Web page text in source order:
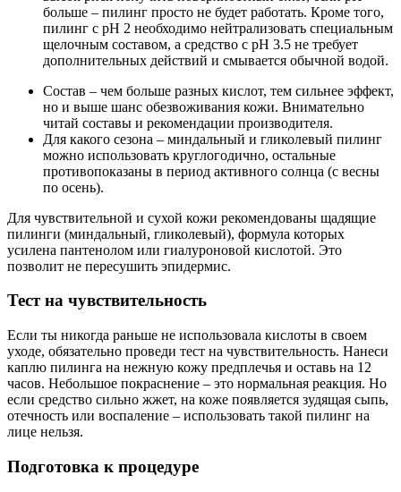
больше – пилинг просто не будет работать. Кроме того,
пилинг с pH 2 необходимо нейтрализовать специальным
щелочным составом, а средство с pH 3.5 не требует
дополнительных действий и смывается обычной водой.
Состав – чем больше разных кислот, тем сильнее эффект,
но и выше шанс обезвоживания кожи. Внимательно
читай составы и рекомендации производителя.
Для какого сезона – миндальный и гликолевый пилинг
можно использовать круглогодично, остальные
противопоказаны в период активного солнца (с весны
по осень).
Для чувствительной и сухой кожи рекомендованы щадящие
пилинги (миндальный, гликолевый), формула которых
усилена пантенолом или гиалуроновой кислотой. Это
позволит не пересушить эпидермис.
Тест на чувствительность
Если ты никогда раньше не использовала кислоты в своем
уходе, обязательно проведи тест на чувствительность. Нанеси
каплю пилинга на нежную кожу предплечья и оставь на 12
часов. Небольшое покраснение – это нормальная реакция. Но
если средство сильно жжет, на коже появляется зудящая сыпь,
отечность или воспаление – использовать такой пилинг на
лице нельзя.
Подготовка к процедуре